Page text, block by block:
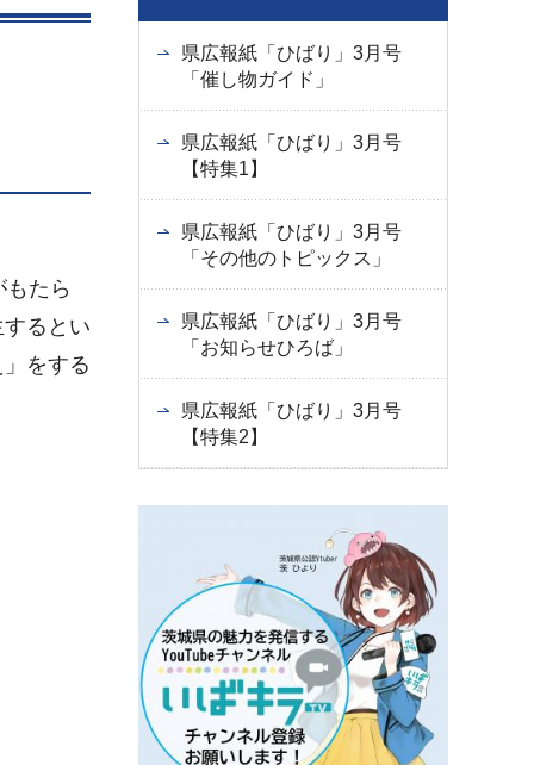
たら
るとい
をする
県広報紙「ひばり」3月号
「催し物ガイド」
県広報紙「ひばり」3月号
【特集1】
県広報紙「ひばり」3月号
「その他のトピックス」
県広報紙「ひばり」3月号
「お知らせひろば」
県広報紙「ひばり」3月号
【特集2】